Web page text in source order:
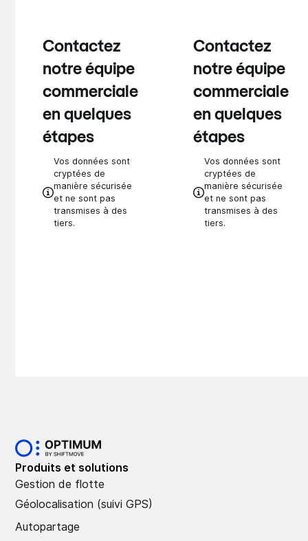
Contactez
notre équipe
commerciale
en quelques
étapes
Vos données sont
cryptées de
manière sécurisée
et ne sont pas
transmises à des
tiers.
Contactez
notre équipe
commerciale
en quelques
étapes
Vos données sont
cryptées de
manière sécurisée
et ne sont pas
transmises à des
tiers.
Produits et solutions
Gestion de flotte
Géolocalisation (suivi GPS)
Autopartage